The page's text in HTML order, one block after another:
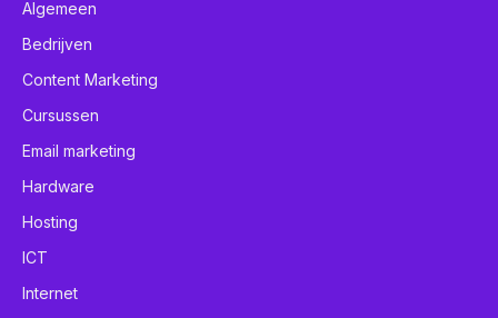
Algemeen
Bedrijven
Content Marketing
Cursussen
Email marketing
Hardware
Hosting
ICT
Internet